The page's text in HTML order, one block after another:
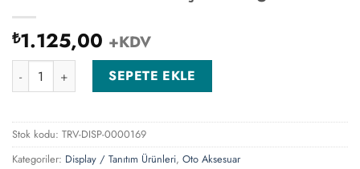
₺1.125,00 +KDV
Coldwell Banker Araç Plakalığı adet
SEPETE EKLE
Stok kodu: TRV-DISP-0000169
Kategoriler: Display / Tanıtım Ürünleri, Oto Aksesuar